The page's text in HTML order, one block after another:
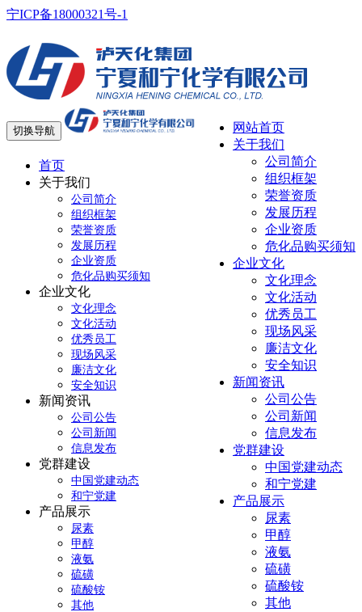
宁ICP备18000321号-1
网站首页
关于我们
公司简介
组织框架
荣誉资质
发展历程
企业资质
危化品购买须知
企业文化
文化理念
文化活动
优秀员工
现场风采
廉洁文化
安全知识
新闻资讯
公司公告
公司新闻
信息发布
党群建设
中国党建动态
和宁党建
产品展示
尿素
甲醇
液氨
硫磺
硫酸铵
其他
切换导航
首页
关于我们
公司简介
组织框架
荣誉资质
发展历程
企业资质
危化品购买须知
企业文化
文化理念
文化活动
优秀员工
现场风采
廉洁文化
安全知识
新闻资讯
公司公告
公司新闻
信息发布
党群建设
中国党建动态
和宁党建
产品展示
尿素
甲醇
液氨
硫磺
硫酸铵
其他